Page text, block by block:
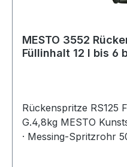
MESTO 3552
Füllinhalt 12 l bis 6
Rückenspritze RS125
G.4,8kg MESTO
· Messing-Spritzrohr